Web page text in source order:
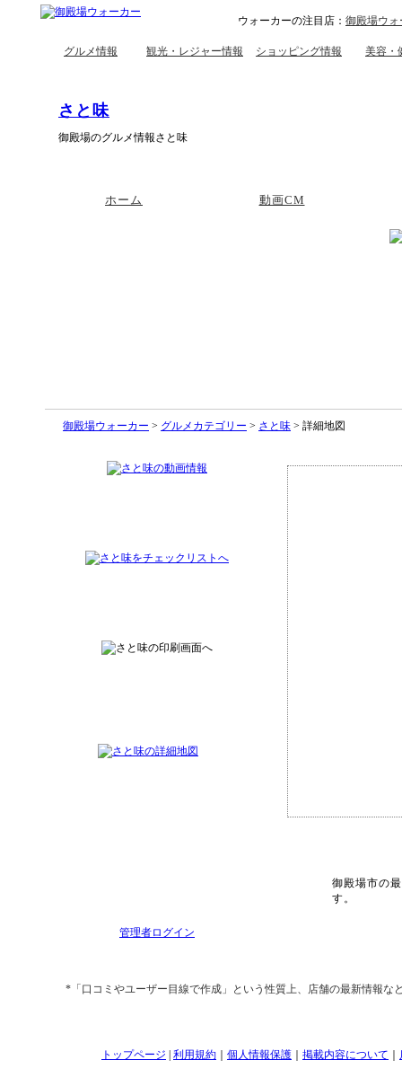
ウォーカーの注目店： 御殿場ウ
グルメ情報 観光・レジャー情報 ショッピング情報 美容・
さと味
御殿場のグルメ情報さと味
ホーム 動画CM
御殿場ウォーカー > グルメカテゴリー > さと味 > 詳細地図
管理者ログイン
御殿場市の
す。
*「口コミやユーザー目線で作成」という性質上、店舗の最新情報
トップページ 利用規約 個人情報保護 掲載内容について